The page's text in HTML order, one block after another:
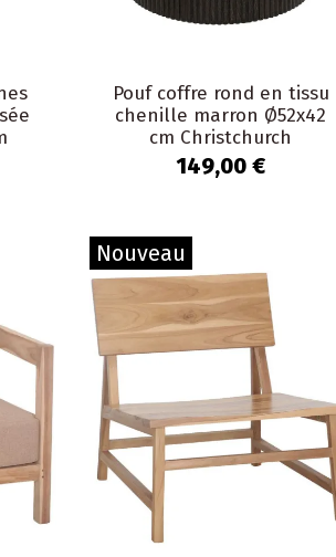
Pouf coffre rond en tissu
chenille marron Ø52x42
cm Christchurch
149,00 €
Nouveau